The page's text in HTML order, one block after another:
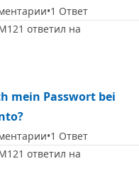
1 Ответ
ответил на
mein Passwort bei
1 Ответ
ответил на